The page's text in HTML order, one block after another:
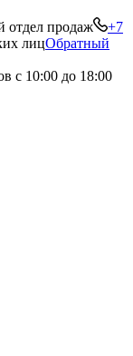
отдел продаж
+7
лицОбратный
с 10:00 до 18:00